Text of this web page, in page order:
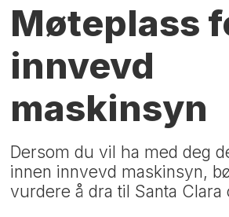
Møteplass
innvevd
maskinsyn
Dersom du vil ha med deg
innen innvevd maskinsyn,
vurdere å dra til Santa Clara